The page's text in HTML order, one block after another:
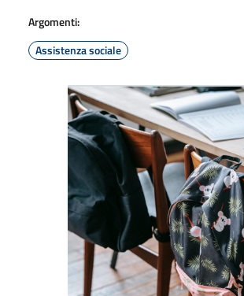
Argomenti:
Assistenza sociale